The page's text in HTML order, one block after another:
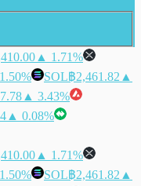
▲ 1.71%
SOL฿2,461.82 ▲
▲ 3.43%
▲ 0.08%
▲ 1.71%
SOL฿2,461.82 ▲